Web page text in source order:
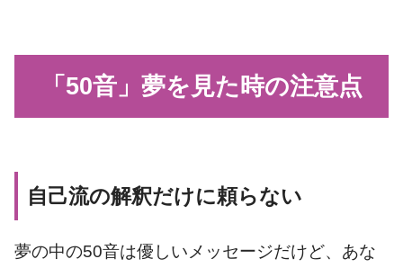
「50音」夢を見た時の注意点
自己流の解釈だけに頼らない
夢の中の50音は優しいメッセージだけど、あな